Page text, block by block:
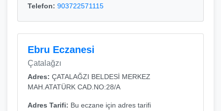
Telefon: 903722571115
Ebru Eczanesi
Çatalağzı
Adres: ÇATALAĞZI BELDESİ MERKEZ
MAH.ATATÜRK CAD.NO:28/A
Adres Tarifi: Bu eczane için adres tarifi